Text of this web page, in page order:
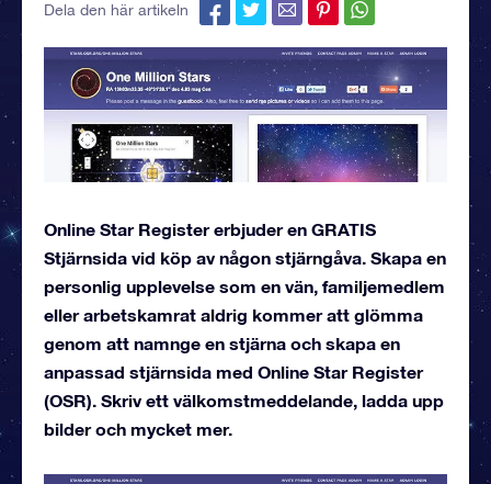
Dela den här artikeln
Online Star Register erbjuder en GRATIS
Stjärnsida vid köp av någon stjärngåva. Skapa en
personlig upplevelse som en vän, familjemedlem
eller arbetskamrat aldrig kommer att glömma
genom att namnge en stjärna och skapa en
anpassad stjärnsida med Online Star Register
(OSR). Skriv ett välkomstmeddelande, ladda upp
bilder och mycket mer.